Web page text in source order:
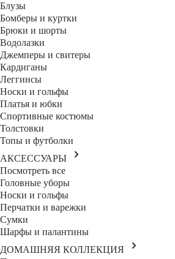
Блузы
Бомберы и куртки
Брюки и шорты
Водолазки
Джемперы и свитеры
Кардиганы
Леггинсы
Носки и гольфы
Платья и юбки
Спортивные костюмы
Толстовки
Топы и футболки
АКСЕССУАРЫ
Посмотреть все
Головные уборы
Носки и гольфы
Перчатки и варежки
Сумки
Шарфы и палантины
ДОМАШНЯЯ КОЛЛЕКЦИЯ